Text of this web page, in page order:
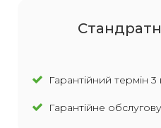
Гарантійний термін 3
Гарантійне